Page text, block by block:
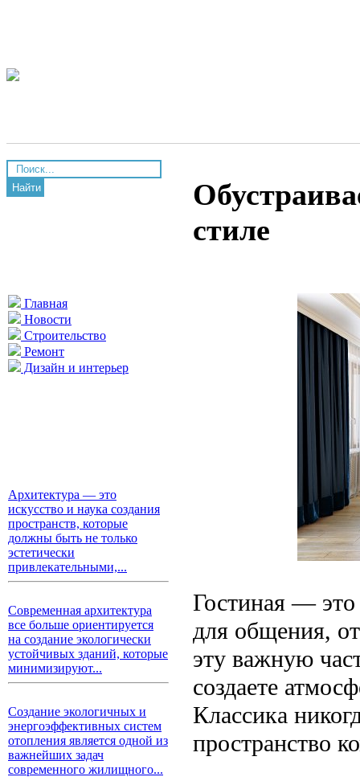
Найти
Главная
Новости
Строительство
Ремонт
Дизайн и интерьер
Архитектура — это
искусство и наука создания
пространств, которые
должны быть не только
эстетически
привлекательными,...
Современная архитектура
все больше ориентируется
на создание экологически
устойчивых зданий, которые
минимизируют...
Создание экологичных и
энергоэффективных систем
отопления является одной из
важнейших задач
современного жилищного...
стиле
Гостиная — это
для общения,
эту важную
создаете
Классика
пространство